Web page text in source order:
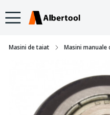
Masini de taiat Masini